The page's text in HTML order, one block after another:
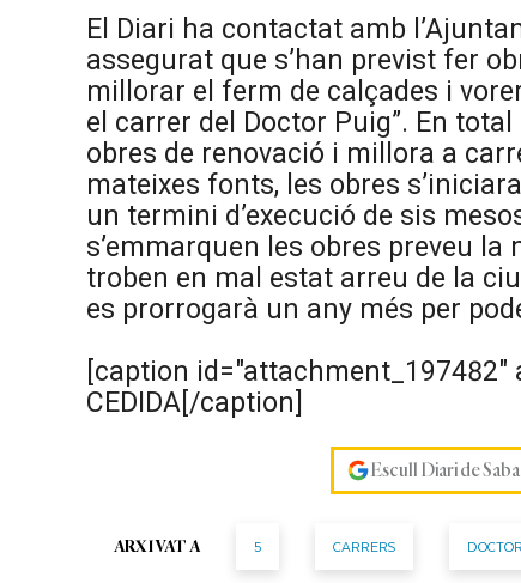
El Diari ha contactat amb
assegurat que s’han previst fer
millorar el ferm de calçades i
el carrer del Doctor Puig”. En
obres de renovació i millora a
mateixes fonts, les obres
un termini d’execució de sis
s’emmarquen les obres preveu
troben en mal estat arreu de la
es prorrogarà un any més per
[caption
CEDIDA[/caption]
Escull Diari de
ARXIVAT A 5 CARRERS